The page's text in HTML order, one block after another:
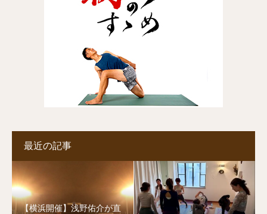
最近の記事
【横浜開催】浅野佑介が直